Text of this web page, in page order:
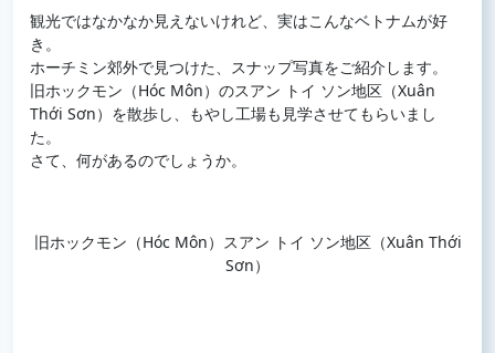
観光ではなかなか見えないけれど、実はこんなベトナムが好
き。
ホーチミン郊外で見つけた、スナップ写真をご紹介します。
旧ホックモン（Hóc Môn）のスアン トイ ソン地区（Xuân
Thới Sơn）を散歩し、もやし工場も見学させてもらいまし
た。
さて、何があるのでしょうか。
旧ホックモン（Hóc Môn）スアン トイ ソン地区（Xuân Thới
Sơn）